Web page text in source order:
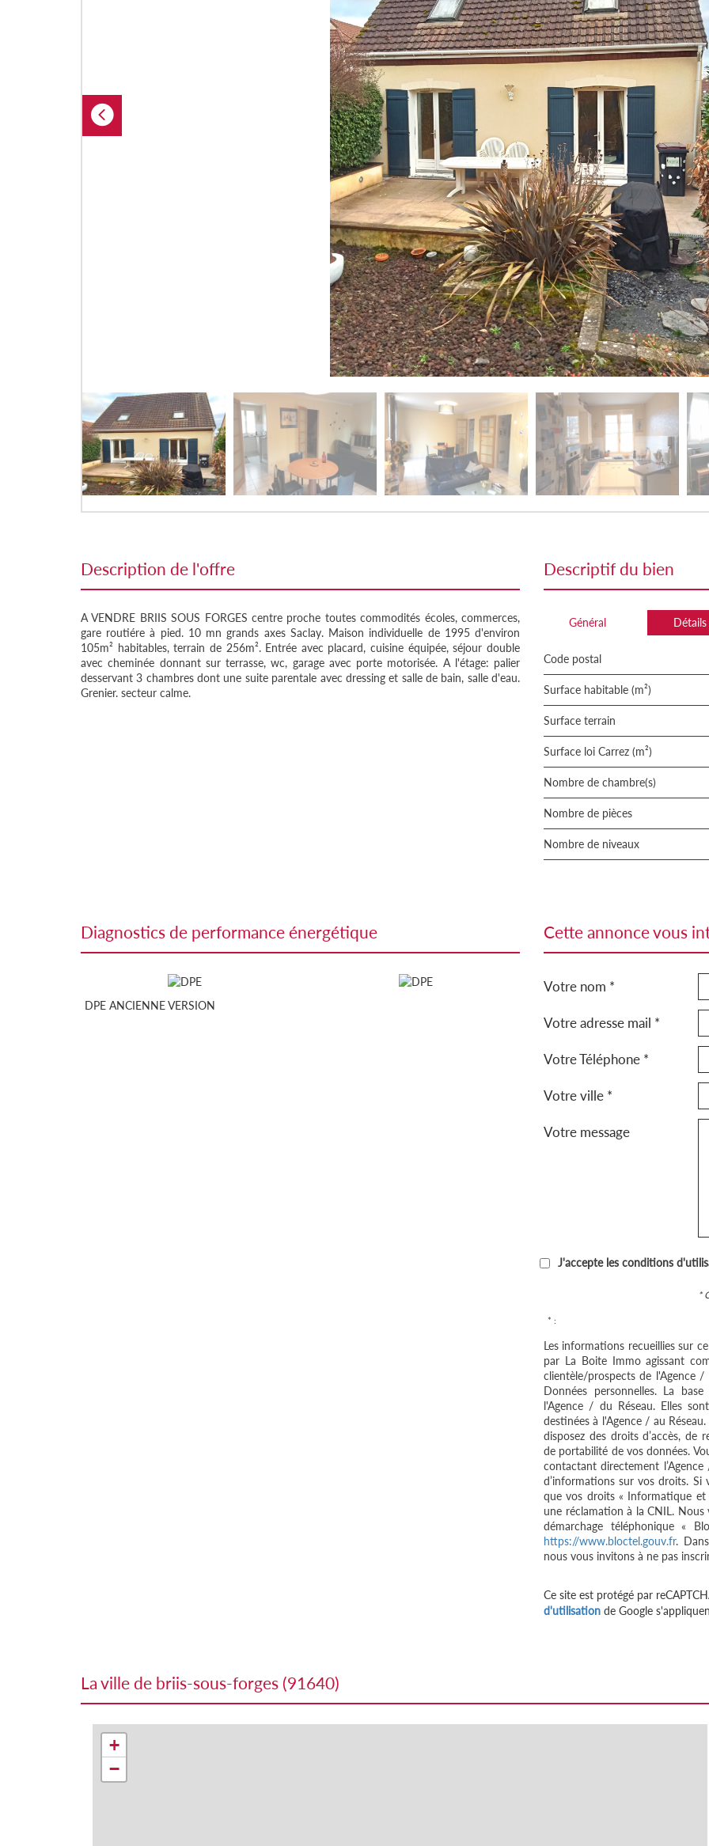
description de l'offre
A VENDRE BRIIS SOUS FORGES centre proche toutes commodités écoles, commerces,
gare routiére à pied. 10 mn grands axes Saclay. Maison individuelle de 1995 d'environ
105m² habitables, terrain de 256m². Entrée avec placard, cuisine équipée, séjour double
avec cheminée donnant sur terrasse, wc, garage avec porte motorisée. A l'étage: palier
desservant 3 chambres dont une suite parentale avec dressing et salle de bain, salle d'eau.
Grenier. secteur calme.
descriptif du bien
Général
Code postal
Surface habitable (m²)
surface terrain
Surface loi Carrez (m²)
Nombre de chambre(s)
Nombre de pièces
Nombre de niveaux
diagnostics de performance énergétique
DPE ANCIENNE VERSION
cette annonce vous
Votre nom *
Votre adresse mail *
Votre Téléphone *
Votre ville *
Votre message
J'accepte les conditions
*
* :
Les informations recueillies sur
par La Boite Immo agissant
clientèle/prospects de l'Agence
Données personnelles. La
l'Agence / du Réseau. Elles
destinées à l'Agence / au
disposez des droits d’accès, de
de portabilité de vos données.
contactant directement
d’informations sur vos droits. Si
que vos droits « Informatique et
une réclamation à la CNIL.
démarchage téléphonique «
https://www.bloctel.gouv.fr.
nous vous invitons à ne pas
Ce site est protégé par
d'utilisation de Google
la ville de briis-sous-forges (91640)
+
−